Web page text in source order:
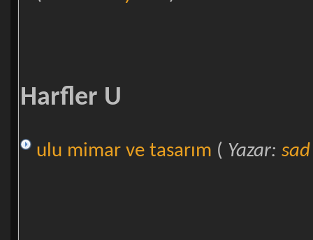
Harfler U
ulu mimar ve tasarım ( Yazar: sad